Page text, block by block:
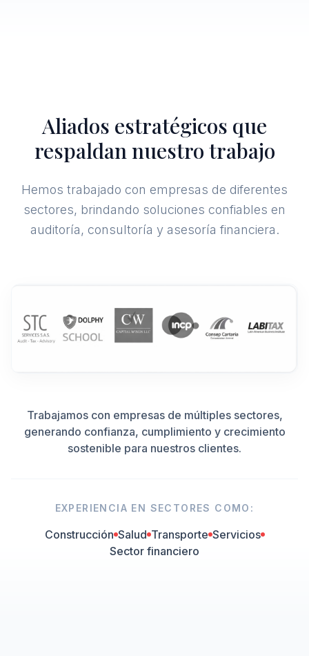
Aliados estratégicos que
respaldan nuestro trabajo
Hemos trabajado con empresas de diferentes
sectores, brindando soluciones confiables en
auditoría, consultoría y asesoría financiera.
Trabajamos con empresas de múltiples sectores,
generando confianza, cumplimiento y crecimiento
sostenible para nuestros clientes.
EXPERIENCIA EN SECTORES COMO:
Construcción Salud Transporte Servicios
Sector financiero